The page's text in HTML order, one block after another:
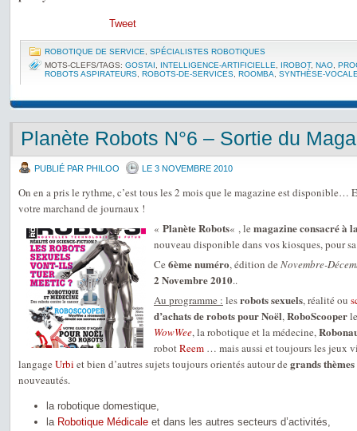
Tweet
ROBOTIQUE DE SERVICE
SPÉCIALISTES ROBOTIQUES
MOTS-CLEFS/TAGS: GOSTAI INTELLIGENCE-ARTIFICIELLE IROBOT, NAO
ROBOTS ASPIRATEURS ROBOTS-DE-SERVICES ROOMBA SYNTHÈSE-
Planète Robots N°6 – Sortie du
PUBLIÉ PAR PHILOO LE 3 NOVEMBRE 2010
On en a pris le rythme, c’est tous les 2 mois que le magazine est disponible…
votre marchand de journaux !
« Planète Robots« , le magazine consacré à
nouveau disponible dans vos kiosques, pour
Ce 6ème numéro, édition de Novembre-
2 Novembre 2010..
Au programme : lesrobots sexuels, réalité ou
d’achats de robots pour Noël,RoboScooper
WowWee, la robotique et la médecine,
robotReem … mais aussi et toujours les jeux
langage Urbi et bien d’autres sujets toujours orientés autour de grands
nouveautés.
la robotique domestique,
la Robotique Médicale et dans les autres secteurs d’activités,